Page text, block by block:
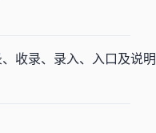
收录、录入、入口及说明